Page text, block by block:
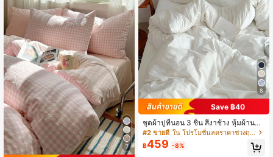
7
8
Save ฿40
ชุดผ้าปูที่นอน 3 ชิ้น สีงาช้าง หุ้มผ้านวม
และปลอกหมอน 2 ใบ นุ่มนวล ซักได้ ไม่
มีไส้ เหมาะสำหรับหอพักหรือห้องนอน
#2 ขายดี ใน โปรโมชั่นลดราคาช่วงฤดูร้อน ปลอกผ้านวมและชุดผ้าน
฿459 -8%